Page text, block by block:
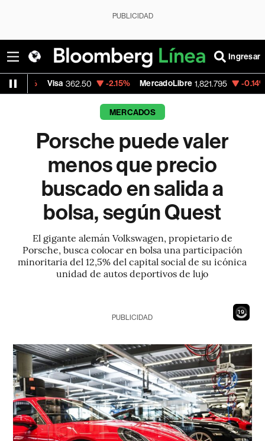
PUBLICIDAD
Ingresar
362.50 -2.15% MercadoLibre 1,821.795 -0.14% Banco
MERCADOS
Porsche puede valer
menos que precio
buscado en salida a
bolsa, según Quest
El gigante alemán Volkswagen, propietario de
Porsche, busca colocar en bolsa una participación
minoritaria del 12,5% del capital social de su icónica
unidad de autos deportivos de lujo
18
PUBLICIDAD